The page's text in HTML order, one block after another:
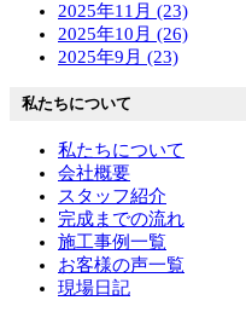
2025年11月 (23)
2025年10月 (26)
2025年9月 (23)
私たちについて
私たちについて
会社概要
スタッフ紹介
完成までの流れ
施工事例一覧
お客様の声一覧
現場日記